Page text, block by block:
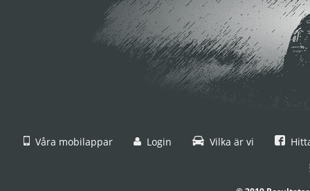
Våra mobilappar Login Vilka är vi